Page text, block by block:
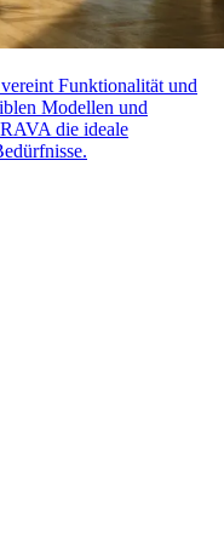
Funktionalität und
Modellen und
die ideale